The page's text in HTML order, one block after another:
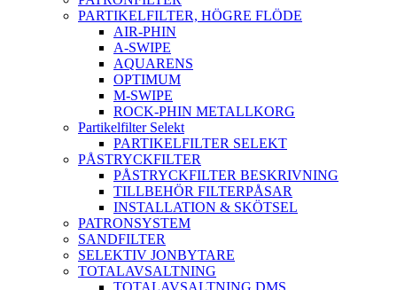
PARTIKELFILTER, HÖGRE FLÖDE
AIR-PHIN
A-SWIPE
AQUARENS
OPTIMUM
M-SWIPE
ROCK-PHIN METALLKORG
Partikelfilter Selekt
PARTIKELFILTER SELEKT
PÅSTRYCKFILTER
PÅSTRYCKFILTER BESKRIVNING
TILLBEHÖR FILTERPÅSAR
INSTALLATION & SKÖTSEL
PATRONSYSTEM
SANDFILTER
SELEKTIV JONBYTARE
TOTALAVSALTNING
TOTALAVSALTNING DMS